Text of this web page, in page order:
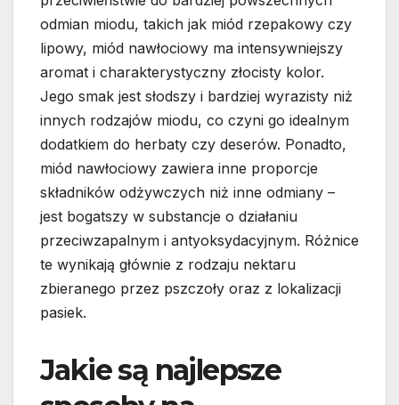
odmian miodu, takich jak miód rzepakowy czy
lipowy, miód nawłociowy ma intensywniejszy
aromat i charakterystyczny złocisty kolor.
Jego smak jest słodszy i bardziej wyrazisty niż
innych rodzajów miodu, co czyni go idealnym
dodatkiem do herbaty czy deserów. Ponadto,
miód nawłociowy zawiera inne proporcje
składników odżywczych niż inne odmiany –
jest bogatszy w substancje o działaniu
przeciwzapalnym i antyoksydacyjnym. Różnice
te wynikają głównie z rodzaju nektaru
zbieranego przez pszczoły oraz z lokalizacji
pasiek.
Jakie są najlepsze